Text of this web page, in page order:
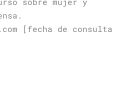
[fecha de consulta